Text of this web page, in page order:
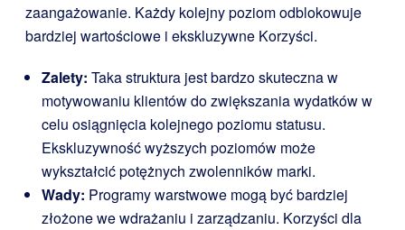
zaangażowanie. Każdy kolejny poziom odblokowuje
bardziej wartościowe i ekskluzywne Korzyści.
Zalety: Taka struktura jest bardzo skuteczna w
motywowaniu klientów do zwiększania wydatków w
celu osiągnięcia kolejnego poziomu statusu.
Ekskluzywność wyższych poziomów może
wykształcić potężnych zwolenników marki.
Wady: Programy warstwowe mogą być bardziej
złożone we wdrażaniu i zarządzaniu. Korzyści dla